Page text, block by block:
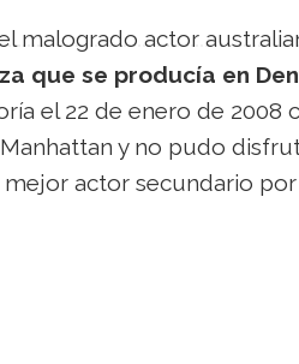
malogrado actor
que se producía en
el 22 de enero de 2008
y no pudo
actor secundario